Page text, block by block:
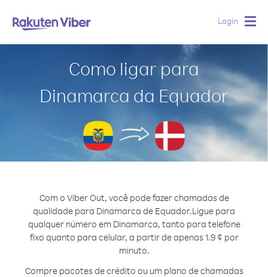
Login
Como ligar para
Dinamarca da Equador
Com o Viber Out, você pode fazer chamadas de
qualidade para Dinamarca de Equador.Ligue para
qualquer número em Dinamarca, tanto para telefone
fixo quanto para celular, a partir de apenas 1.9 ¢ por
minuto.
Compre pacotes de crédito ou um plano de chamadas